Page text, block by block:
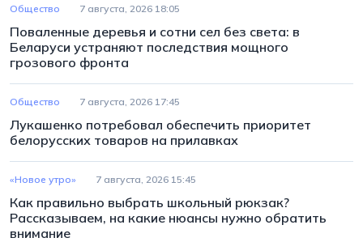
Общество 7 августа, 2026 18:05
Поваленные деревья и сотни сел без света: в
Беларуси устраняют последствия мощного
грозового фронта
Общество 7 августа, 2026 17:45
Лукашенко потребовал обеспечить приоритет
белорусских товаров на прилавках
«Новое утро» 7 августа, 2026 15:45
Как правильно выбрать школьный рюкзак?
Рассказываем, на какие нюансы нужно обратить
внимание